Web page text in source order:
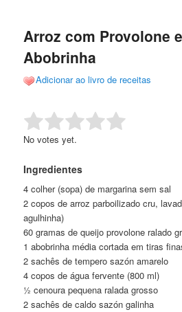
conteúdo
conteúdo
Arroz com Provolone e
Abobrinha
Adicionar ao livro de receitas
Rate this item: Submit Rating
No votes yet.
Ingredientes
4 colher (sopa) de margarina sem sal
2 copos de arroz parboilizado cru,
agulhinha)
60 gramas de queijo provolone ralado
1 abobrinha média cortada em tiras
2 sachês de tempero sazón amarelo
4 copos de água fervente (800 ml)
½ cenoura pequena ralada grosso
2 sachês de caldo sazón galinha